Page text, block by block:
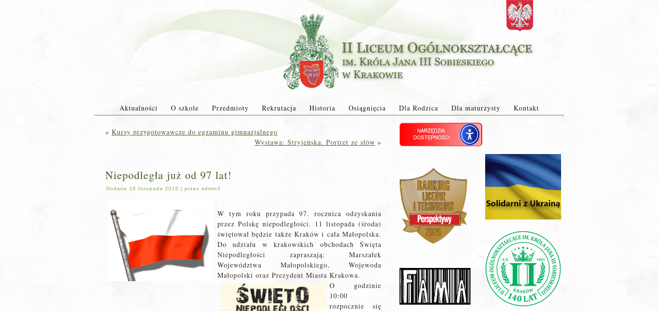
Aktualności O szkole Przedmioty Rekrutacja Historia Osiągnięcia Dla Rodzica Dla maturzysty Kontakt
« Kursy przygotowawcze do egzaminu gimnazjalnego
Wystawa: Stryjeńska. Portret ze słów »
Niepodległa już od 97 lat!
Dodane 10 listopada 2015 | przez admin2
W tym roku przypada 97. rocznica odzyskania
przez Polskę niepodległości. 11 listopada (środa)
świętował będzie także Kraków i cała Małopolska.
Do udziału w krakowskich obchodach Święta
Niepodległości zapraszają: Marszałek
Województwa Małopolskiego, Wojewoda
Małopolski oraz Prezydent Miasta Krakowa.
O godzinie
10:00
rozpocznie się